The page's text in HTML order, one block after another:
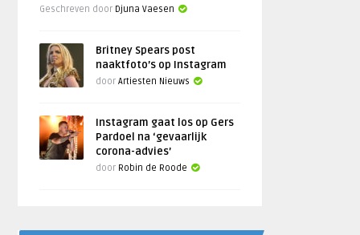
Geschreven door Djuna Vaesen
Britney Spears post
naaktfoto’s op Instagram
doorArtiesten Nieuws
Instagram gaat los op Gers
Pardoel na ‘gevaarlijk
corona-advies’
door Robin de Roode